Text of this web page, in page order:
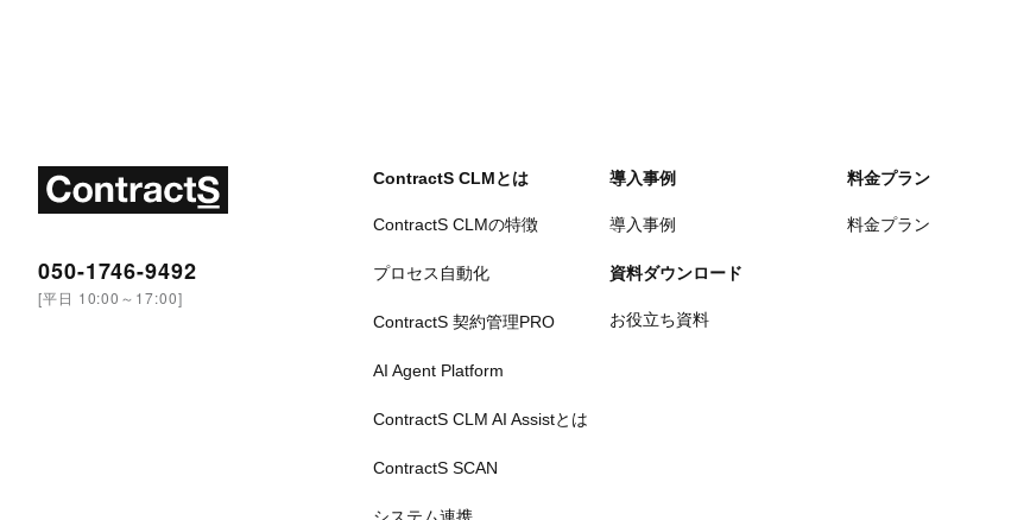
050-1746-9492
[平日 10:00～17:00]
ContractS CLMとは
ContractS CLMの特徴
プロセス自動化
ContractS 契約管理PRO
AI Agent Platform
ContractS CLM AI Assistとは
ContractS SCAN
導入事例
導入事例
資料ダウンロード
お役立ち資料
料金プラン
料金プラン